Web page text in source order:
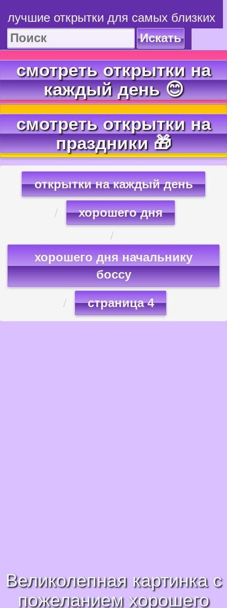
лучшие открытки для самых близких
Искать
смотреть открытки на
каждый день 😊
смотреть открытки на
праздники 🎁
открытки на каждый день
хорошего дня
хорошего дня начальнику
боссу
страница 4
Великолепная картинка с
пожеланием хорошего